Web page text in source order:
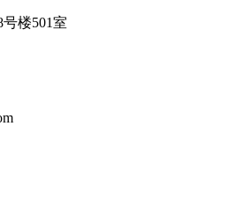
楼501室